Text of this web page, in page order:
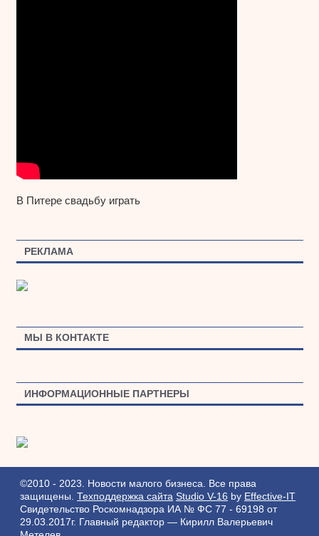
В Питере свадьбу играть
РЕКЛАМА
МЫ В КОНТАКТЕ
ИНФОРМАЦИОННЫЕ ПАРТНЕРЫ
©2010 - 2023. Новости малого бизнеса. Все права
защищены. Техподдержка сайта Studio V-16 by Effective-IT
Свидетельство Роскомнадзора ИА № ФС 77 - 69198 от
29.03.2017г.